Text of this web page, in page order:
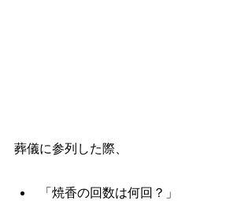
葬儀に参列した際、
「焼香の回数は何回？」